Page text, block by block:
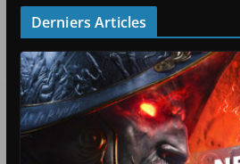
Derniers Articles